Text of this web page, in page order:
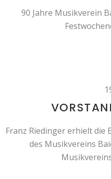
90 Jahre Musikverein
Franz Riedinger erhielt die
des Musikvereins